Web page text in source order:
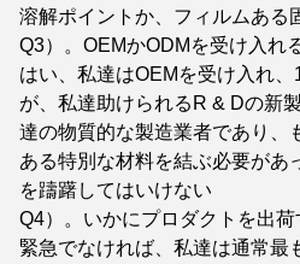
溶解ポイントか、フィルムある
Q3）。OEMかODMを受け入れ
はい、私達はOEMを受け入れ
が、私達助けられるR & Dの新
達の物質的な製造業者であり、
ある特別な材料を結ぶ必要があ
を躊躇してはいけない
Q4）。いかにプロダクトを出荷
緊急でなければ、私達は通常最